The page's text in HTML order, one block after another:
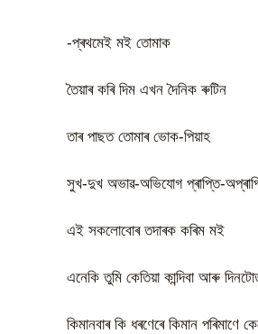
-প্ৰথমেই মই তোমাক
তৈয়াৰ কৰি দিম এখন দৈনিক ৰুটিন
তাৰ পাছত তোমাৰ ভোক-পিয়াহ
সুখ-দুখ অভাৱ-অভিযোগ প্ৰাপ্তি-
এই সকলোবোৰ তদাৰক কৰিম মই
এনেকি তুমি কেতিয়া কান্দিবা আৰু
কিমানবাৰ কি ধৰণেৰে কিমান পৰিমাণে